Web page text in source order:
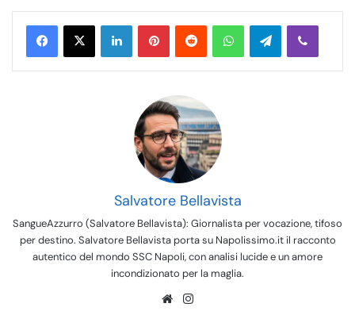
WhatsApp Telegram
Salvatore Bellavista
SangueAzzurro (Salvatore Bellavista): Giornalista per vocazione, tifoso
per destino. Salvatore Bellavista porta su Napolissimo.it il racconto
autentico del mondo SSC Napoli, con analisi lucide e un amore
incondizionato per la maglia.
We